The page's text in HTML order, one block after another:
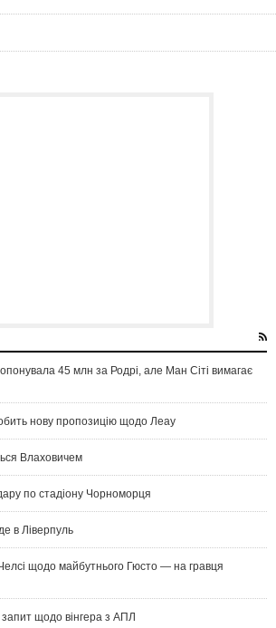
45 млн за Родрі, але Ман Сіті вимагає
нову пропозицію щодо Леау
Влаховичем
по стадіону Чорноморця
в Ліверпуль
щодо майбутнього Гюсто — на гравця
щодо вінгера з АПЛ